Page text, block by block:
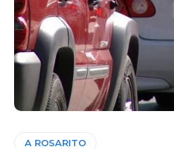
A ROSARITO